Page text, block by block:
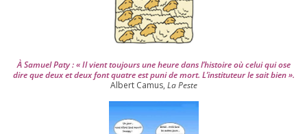
À Samuel Paty : « Il vient tou­jours une heure dans l’his­toire où celui qui ose
dire que deux et deux font quatre est puni de mort. L’instituteur le sait bien ».
Albert Camus, La Peste